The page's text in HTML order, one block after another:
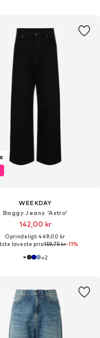
WEEKDAY
Baggy Jeans 'Astro'
142,00 kr
Oprindeligt: 449,00 kr
laveste pris:159,75 kr-11%
+2